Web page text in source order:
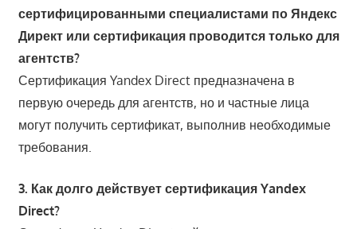
сертифицированными специалистами по Яндекс
Директ или сертификация проводится только для
агентств?
Сертификация Yandex Direct предназначена в
первую очередь для агентств, но и частные лица
могут получить сертификат, выполнив необходимые
требования.
3. Как долго действует сертификация Yandex
Direct?